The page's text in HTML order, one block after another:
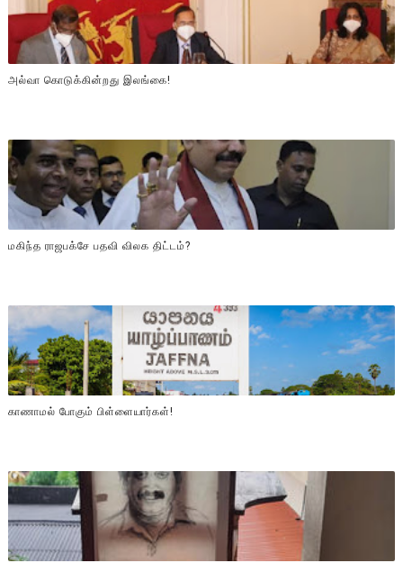
அல்வா கொடுக்கின்றது இலங்கை!
மகிந்த ராஜபக்சே பதவி விலக திட்டம்?
காணாமல் போகும் பிள்ளையார்கள்!